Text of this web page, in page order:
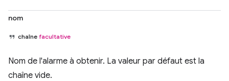
nom
chaîne facultative
Nom de l'alarme à obtenir. La valeur par défaut est la
chaîne vide.